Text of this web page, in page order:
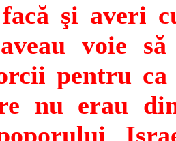
şi averi
voie
pentru
nu erau